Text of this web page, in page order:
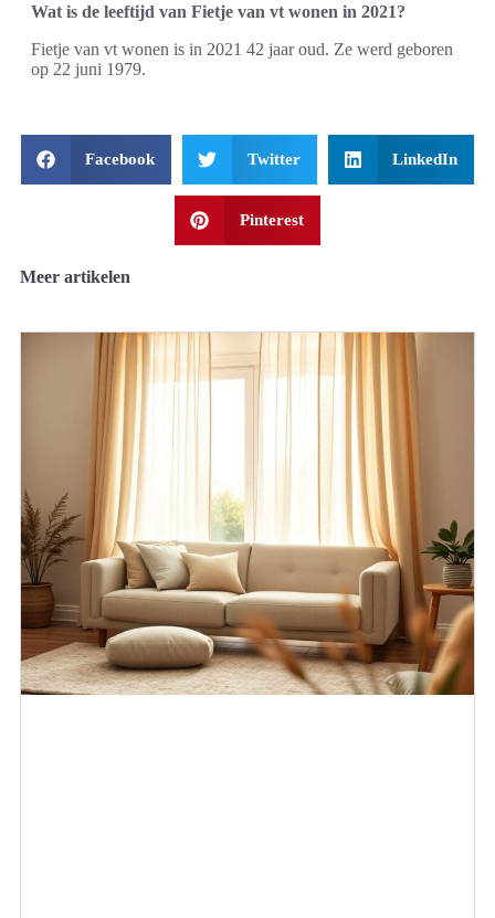
Wat is de leeftijd van Fietje van vt wonen in 2021?
Fietje van vt wonen is in 2021 42 jaar oud. Ze werd geboren
op 22 juni 1979.
Facebook Twitter LinkedIn
Pinterest
Meer artikelen